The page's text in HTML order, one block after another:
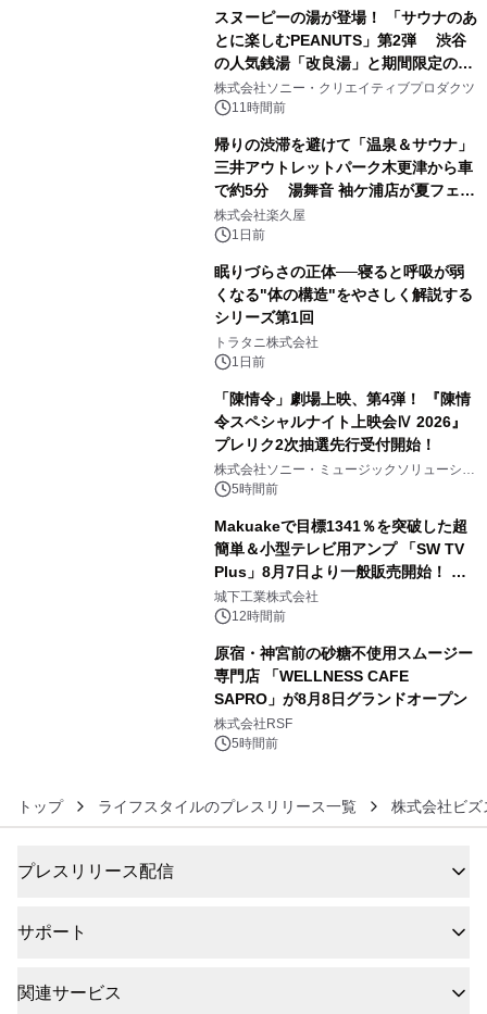
スヌーピーの湯が登場！ 「サウナのあ
とに楽しむPEANUTS」第2弾 渋谷
の人気銭湯「改良湯」と期間限定のコ
ラボレーション サウナイキタイコラ
ボグッズも発売決定！
株式会社ソニー・クリエイティブプロダクツ
11時間前
帰りの渋滞を避けて「温泉＆サウナ」
三井アウトレットパーク木更津から車
で約5分 湯舞音 袖ケ浦店が夏フェア
メニューを提供
株式会社楽久屋
1日前
眠りづらさの正体──寝ると呼吸が弱
くなる"体の構造"をやさしく解説する
シリーズ第1回
トラタニ株式会社
1日前
「陳情令」劇場上映、第4弾！ 『陳情
令スペシャルナイト上映会Ⅳ 2026』
プレリク2次抽選先行受付開始！
株式会社ソニー・ミュージックソリューショ
ンズ5時間前
Makuakeで目標1341％を突破した超
簡単＆小型テレビ用アンプ 「SW TV
Plus」8月7日より一般販売開始！ ケ
ーブル1本つなぐだけ、テレビの音が
ぐっと豊かに
城下工業株式会社
12時間前
原宿・神宮前の砂糖不使用スムージー
専門店 「WELLNESS CAFE
SAPRO」が8月8日グランドオープン
株式会社RSF
5時間前
トップ ライフスタイルのプレスリリース一覧 株式会社ビズ
プレスリリース配信
サポート
関連サービス